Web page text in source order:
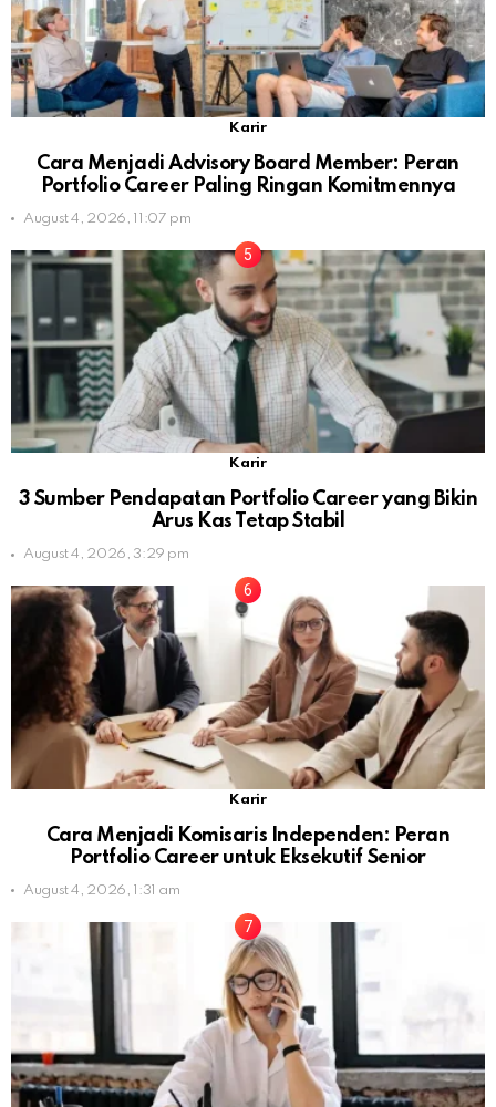
Karir
Cara Menjadi Advisory Board Member: Peran
Portfolio Career Paling Ringan Komitmennya
August 4, 2026, 11:07 pm
Karir
3 Sumber Pendapatan Portfolio Career yang Bikin
Arus Kas Tetap Stabil
August 4, 2026, 3:29 pm
Karir
Cara Menjadi Komisaris Independen: Peran
Portfolio Career untuk Eksekutif Senior
August 4, 2026, 1:31 am